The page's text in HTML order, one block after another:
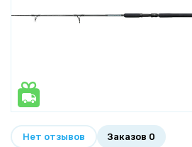
Нет отзывов Заказов 0